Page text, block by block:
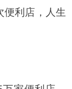
便利店，人生